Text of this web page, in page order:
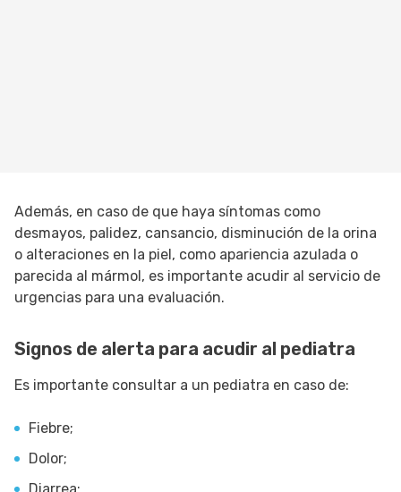
Además, en caso de que haya síntomas como
desmayos, palidez, cansancio, disminución de la orina
o alteraciones en la piel, como apariencia azulada o
parecida al mármol, es importante acudir al servicio de
urgencias para una evaluación.
Signos de alerta para acudir al pediatra
Es importante consultar a un pediatra en caso de:
Fiebre;
Dolor;